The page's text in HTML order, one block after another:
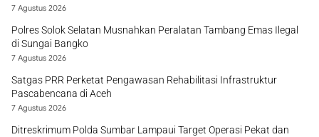
7 Agustus 2026
Polres Solok Selatan Musnahkan Peralatan Tambang Emas Ilegal
di Sungai Bangko
7 Agustus 2026
Satgas PRR Perketat Pengawasan Rehabilitasi Infrastruktur
Pascabencana di Aceh
7 Agustus 2026
Ditreskrimum Polda Sumbar Lampaui Target Operasi Pekat dan